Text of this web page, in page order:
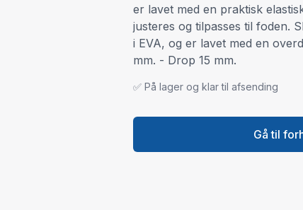
er lavet med en praktisk
justeres og tilpasses til foden.
i EVA, og er lavet med en
mm. - Drop 15 mm.
✅ På lager og klar til afsending
Gå til